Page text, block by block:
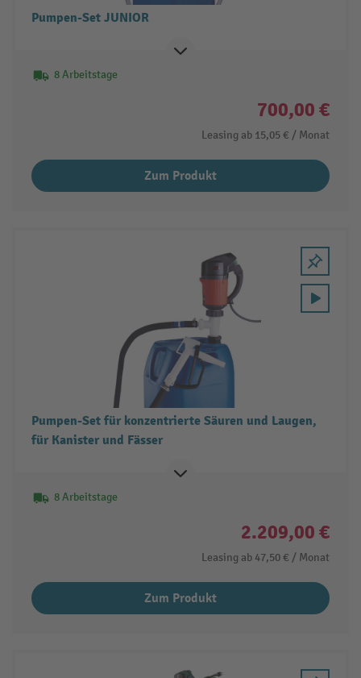
Pumpen-Set JUNIOR
8 Arbeitstage
700,00 €
Leasing ab 15,05 € / Monat
Zum Produkt
Pumpen-Set für konzentrierte Säuren und Laugen,
für Kanister und Fässer
8 Arbeitstage
2.209,00 €
Leasing ab 47,50 € / Monat
Zum Produkt